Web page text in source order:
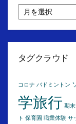
別
ア
イ
タグクラウド
コロナ バドミントン
学旅行 期
ト 保育園 職業体験 サ